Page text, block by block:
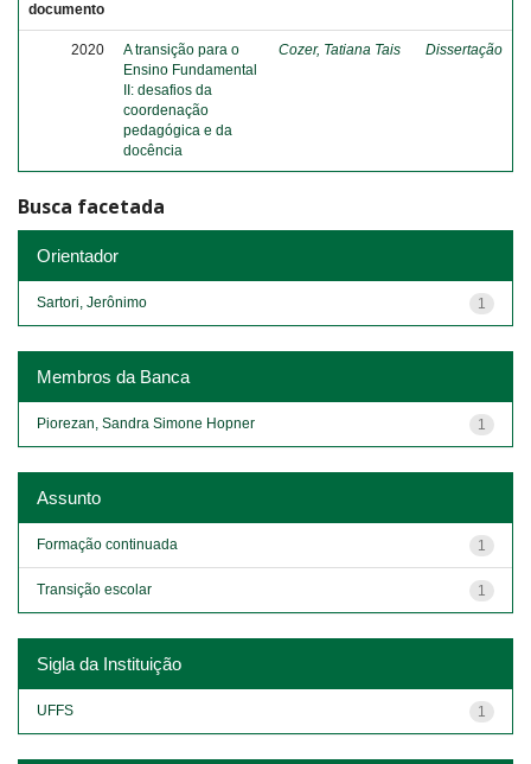
documento
2020
A transição para o
Ensino Fundamental
II: desafios da
coordenação
pedagógica e da
docência
Cozer, Tatiana Tais Dissertação
Busca facetada
Orientador
1
Sartori, Jerônimo
Membros da Banca
1
Piorezan, Sandra Simone Hopner
Assunto
1
Formação continuada
1
Transição escolar
Sigla da Instituição
1
UFFS